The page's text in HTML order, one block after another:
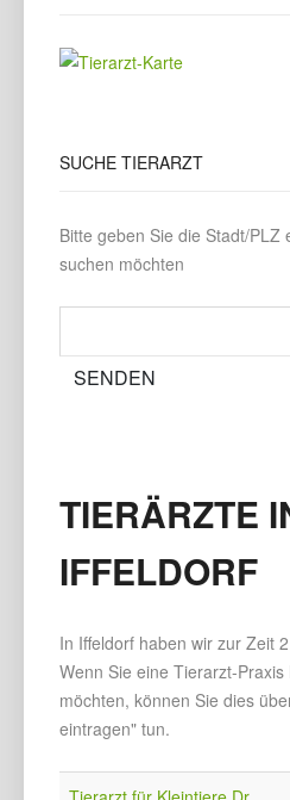
SUCHE TIERARZT
Bitte geben Sie die Stadt/PLZ
suchen möchten
TIERÄRZTE
IFFELDORF
In Iffeldorf haben wir zur Zeit
Wenn Sie eine Tierarzt-Praxis
möchten, können Sie dies
eintragen" tun.